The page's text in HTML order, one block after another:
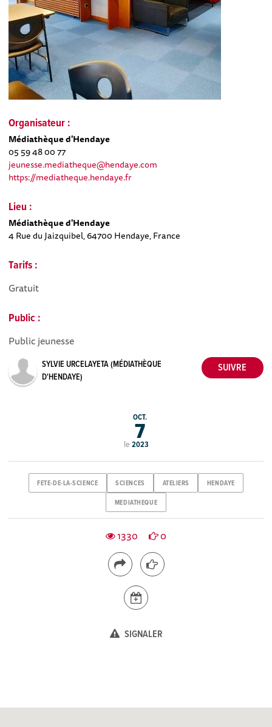
Organisateur :
Médiathèque d'Hendaye
05 59 48 00 77
jeunesse.mediatheque@hendaye.com
https://mediatheque.hendaye.fr
Lieu :
Médiathèque d'Hendaye
4 Rue du Jaizquibel, 64700 Hendaye, France
Tarifs :
Gratuit
Public :
Public jeunesse
SYLVIE URCELAYETA (MÉDIATHÈQUE
D'HENDAYE)
le
OCT.
7
2023
FETE-DE-LA-SCIENCE SCIENCES ATELIERS HENDAYE
MEDIATHEQUE
1330 0
SIGNALER